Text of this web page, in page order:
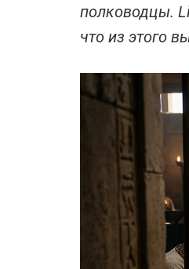
полководцы.
что из этого